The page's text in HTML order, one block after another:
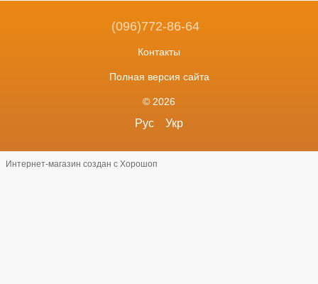
(096)772-86-64
Контакты
Полная версия сайта
© 2026
Рус Укр
Интернет-магазин создан с Хорошоп